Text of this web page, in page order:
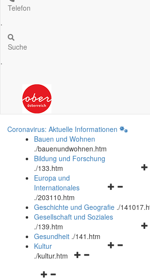
Telefon
.
Suche
.
Coronavirus: Aktuelle Informationen
Bauen und Wohnen
./bauenundwohnen.htm
Bildung und Forschung
./133.htm
und
schließen
Europa und
Internationales
./203110.htm
Geschichte und Geografie ./
Gesellschaft und Soziales
./139.htm
Gesundheit ./141.htm
Navigationsmenü
Kultur
./kultur.htm
Navigationsmenü